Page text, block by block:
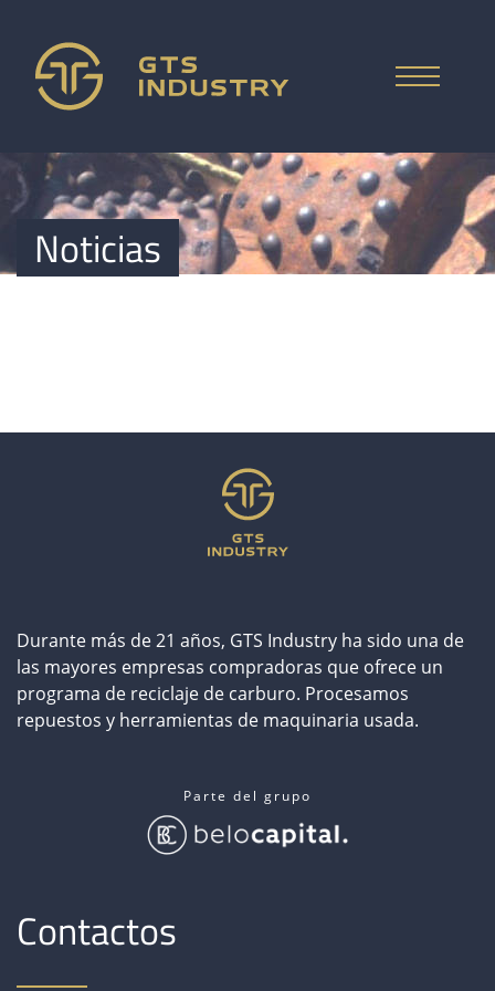
ČESKY
ENGLISH
РУССКИЙ
中文
РУССКИЙ
ITALIANO
DEUTSCH
ENGLISH
HOME
OFERTA
FAQ
PRECIO
CONTACTO
Noticias
Durante más de 21 años, GTS Industry ha sido una de
las mayores empresas compradoras que ofrece un
programa de reciclaje de carburo. Procesamos
repuestos y herramientas de maquinaria usada.
Parte del grupo
Contactos